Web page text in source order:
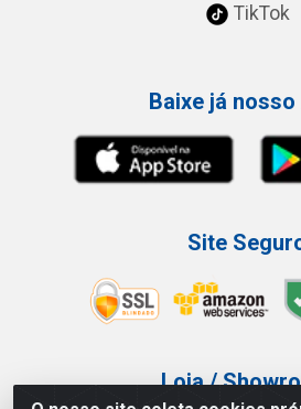
TikTok
Baixe já nosso
Site
Loja /